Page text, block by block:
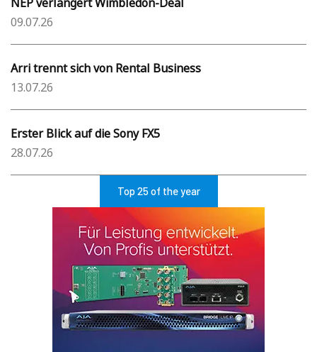
09.07.26
Arri trennt sich von Rental Business
13.07.26
Erster Blick auf die Sony FX5
28.07.26
Top 25 of the year